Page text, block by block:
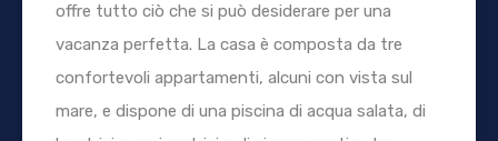
offre tutto ciò che si può desiderare per una
vacanza perfetta. La casa è composta da tre
confortevoli appartamenti, alcuni con vista sul
mare, e dispone di una piscina di acqua salata, di